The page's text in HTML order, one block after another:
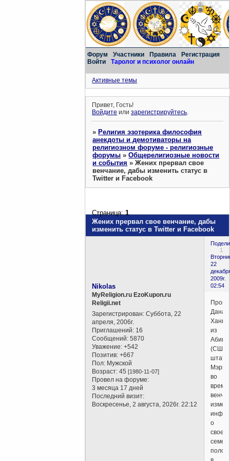
Форум Участники Правила
Регистрация
Войти
Таролог и психолог онлайн
Активные темы
Привет, Гость!
Войдите илизарегистрируйтесь.
»Религия эзотерика философия
анекдоты и демотиваторы на
религиозном форуме - религиозные
форумы »Общерелигиозные новости
и события »Жених прервал свое
венчание, дабы изменить статус в
Twitter и Facebook
Жених прервал свое венчание, дабы
изменить статус в Twitter и Facebook
Страница:1
1
22
2009г.
02:54
Nikolas
MyReligion.ru EzoKupon.ru
Religii.net
Зарегистрирован: Суббота, 22
апреля, 2006г.
Приглашений: 16
Сообщений: 5870
Уважение: +542
Позитив: +667
Пол: Мужской
Возраст: 45[1980-11-07]
Провел на форуме:
3 месяца 17 дней
Последний визит:
Воскресенье, 2 августа, 2026г. 22:12
Дана
Ханна
из
(США,
штат
во
время
о
своем